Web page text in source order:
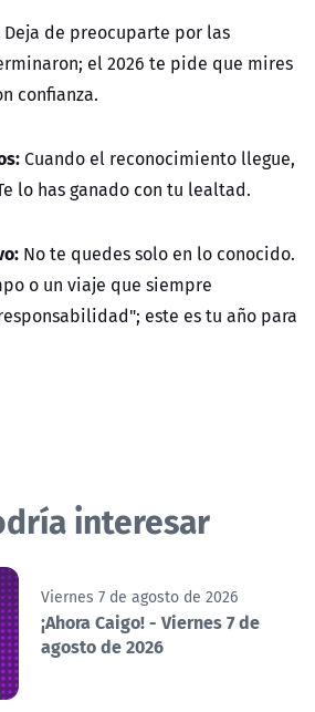
Deja de preocuparte por las
el 2026 te pide que mires
confianza.
Cuando el reconocimiento llegue,
lo has ganado con tu lealtad.
No te quedes solo en lo conocido.
o un viaje que siempre
este es tu año para
interesar
Viernes 7 de agosto de 2026
¡Ahora Caigo! - Viernes 7 de
agosto de 2026